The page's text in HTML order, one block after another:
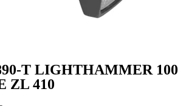
T LIGHTHAMMER 100
ZL 410